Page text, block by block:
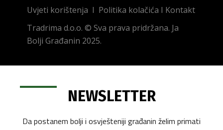
Uvjeti korištenja I Politika kolačića I Kontakt
Tradrima d.o.o. © Sva prava pridržana. Ja
Bolji Građanin 2025.
NEWSLETTER
Da postanem bolji i osvješteniji građanin želim primati